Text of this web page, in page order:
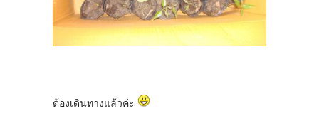
ต้องเดินทางแล้วค่ะ